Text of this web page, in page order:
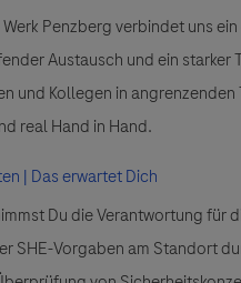
Penzberg verbindet uns ein
Austausch und ein starker
und Kollegen in angrenzenden
real Hand in Hand.
| Das erwartet Dich
Du die Verantwortung für
SHE-Vorgaben am Standort